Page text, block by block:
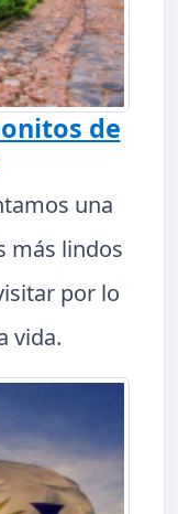
de
una
más lindos
por lo
vida.